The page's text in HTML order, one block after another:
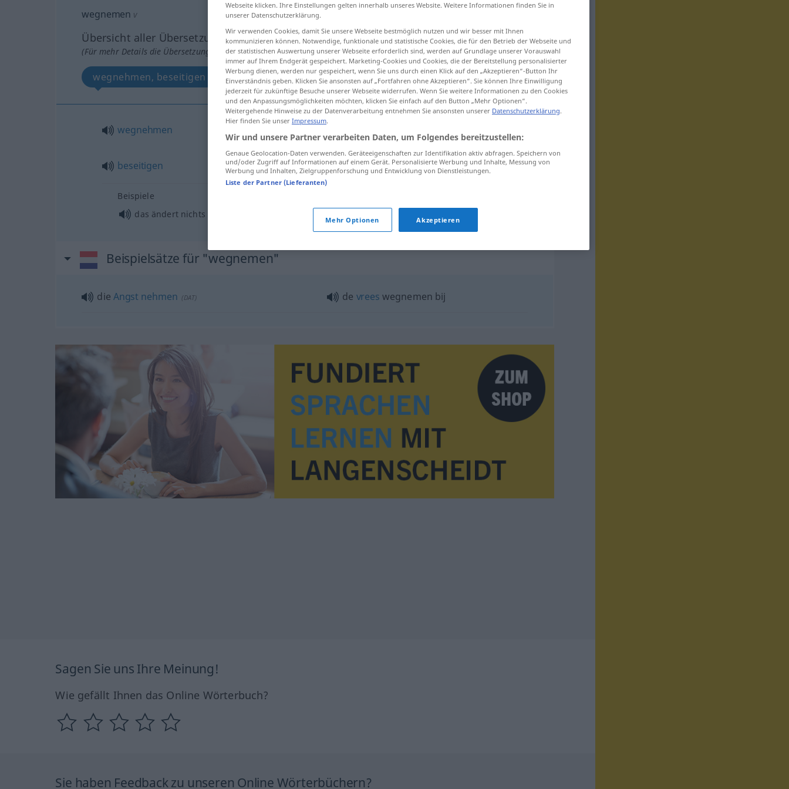
wegnemen v
Übersicht aller Übersetzungen
(Für mehr Details die Übersetzung anklicken/antippen)
wegnehmen, beseitigen
wegnehmen
beseitigen wegnemen FIG
Beispiele
das ändert nichts
Beispielsätze für "wegnemen"
die Angst nehmen (DAT) de vrees wegnemen bij
Sagen Sie uns Ihre Meinung!
Wie gefällt Ihnen das Online Wörterbuch?
Sie haben Feedback zu unseren Online Wörterbüchern?
Webseite klicken. Ihre Einstellungen gelten innerhalb unseres Website. Weitere Informationen finden Sie in
unserer Datenschutzerklärung.
Wir verwenden Cookies, damit Sie unsere Webseite bestmöglich nutzen und wir besser mit Ihnen
kommunizieren können. Notwendige, funktionale und statistische Cookies, die für den Betrieb der Webseite und
der statistischen Auswertung unserer Webseite erforderlich sind, werden auf Grundlage unserer Vorauswahl
immer auf Ihrem Endgerät gespeichert. Marketing-Cookies und Cookies, die der Bereitstellung personalisierter
Werbung dienen, werden nur gespeichert, wenn Sie uns durch einen Klick auf den „Akzeptieren“-Button Ihr
Einverständnis geben. Klicken Sie ansonsten auf „Fortfahren ohne Akzeptieren“. Sie können Ihre Einwilligung
jederzeit für zukünftige Besuche unserer Webseite widerrufen. Wenn Sie weitere Informationen zu den Cookies
und den Anpassungsmöglichkeiten möchten, klicken Sie einfach auf den Button „Mehr Optionen“.
Weitergehende Hinweise zu der Datenverarbeitung entnehmen Sie ansonsten unserer Datenschutzerklärung.
Hier finden Sie unser Impressum.
Wir und unsere Partner verarbeiten Daten, um Folgendes bereitzustellen:
Genaue Geolocation-Daten verwenden. Geräteeigenschaften zur Identifikation aktiv abfragen. Speichern von
und/oder Zugriff auf Informationen auf einem Gerät. Personalisierte Werbung und Inhalte, Messung von
Werbung und Inhalten, Zielgruppenforschung und Entwicklung von Dienstleistungen.
Liste der Partner (Lieferanten)
Mehr Optionen Akzeptieren